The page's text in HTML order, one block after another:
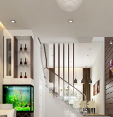
nổi tiếng từ lâu với
dấu bằng sự nở rộ của
mạnh của kinh tế, cùng
đã mở ra nhiều cơ hội
không chỉ làm thay đổi
môi trường sống lý tưởng